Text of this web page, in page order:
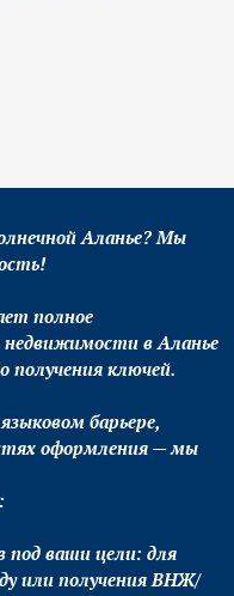
Аланье? Мы
полное
недвижимости в Аланье
получения ключей.
барьере,
оформления — мы
под ваши цели: для
или получения ВНЖ/